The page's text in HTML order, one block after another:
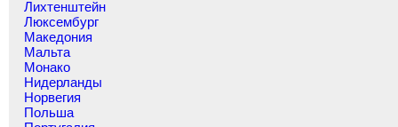
Лихтенштейн
Люксембург
Македония
Мальта
Монако
Нидерланды
Норвегия
Польша